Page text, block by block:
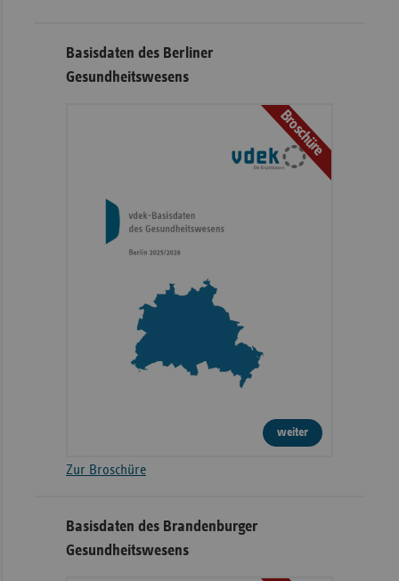
Basisdaten des Berliner
Gesundheitswesens
Broschüre
weiter
Zur Broschüre
Basisdaten des Brandenburger
Gesundheitswesens